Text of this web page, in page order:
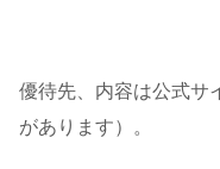
優待先、内容は公式サ
があります）。